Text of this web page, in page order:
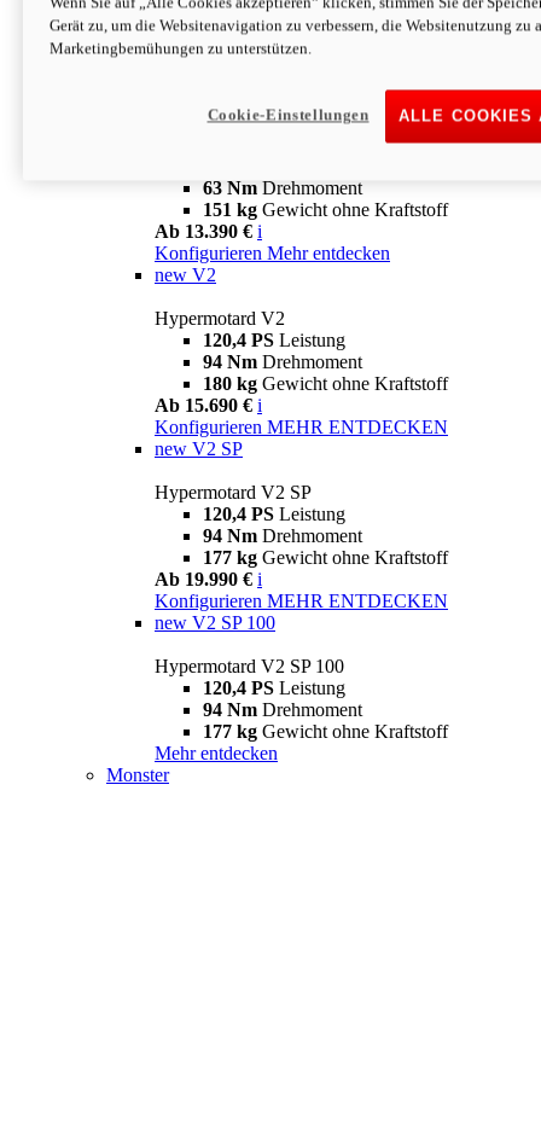
63 NmDrehmoment
151 kgGewicht ohne Kraftstoff
Ab 13.890 € i
63 Nm Drehmoment
151 kg Gewicht ohne Kraftstoff
Ab 13.390 € i
Konfigurieren Mehr entdecken
new V2
Hypermotard V2
120,4 PS Leistung
94 Nm Drehmoment
180 kg Gewicht ohne Kraftstoff
Ab 15.690 € i
Konfigurieren MEHR ENTDECKEN
new V2 SP
Hypermotard V2 SP
120,4 PS Leistung
94 Nm Drehmoment
177 kg Gewicht ohne Kraftstoff
Ab 19.990 € i
Konfigurieren MEHR ENTDECKEN
new V2 SP 100
Hypermotard V2 SP 100
120,4 PS Leistung
94 Nm Drehmoment
177 kg Gewicht ohne Kraftstoff
Mehr entdecken
Monster
Gerät zu, um die Websitenavigation zu verbessern, die Websitenutzung zu
Marketingbemühungen zu unterstützen.
ALLE COOKIES
Cookie-Einstellungen